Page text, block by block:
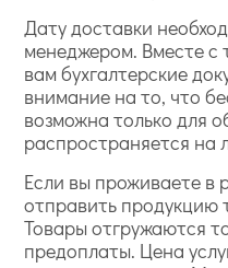
Дату доставки
менеджером. Вместе с
вам бухгалтерские
внимание на то, что
возможна только для
распространяется на
Если вы проживаете в
отправить продукцию
Товары отгружаются
предоплаты. Цена